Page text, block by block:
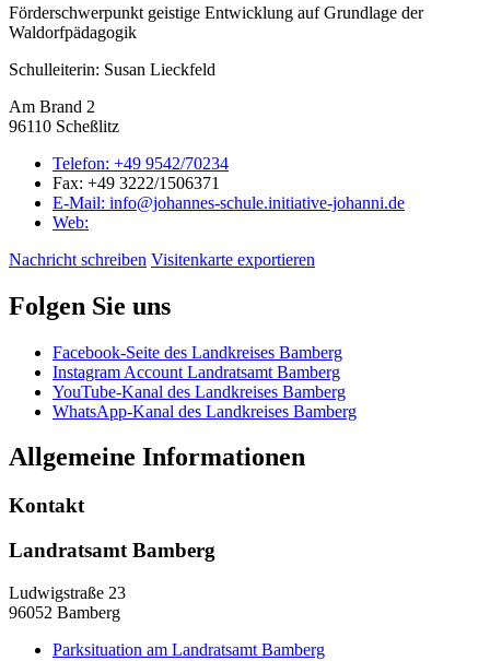
Förderschwerpunkt geistige Entwicklung auf Grundlage der
Waldorfpädagogik
Schulleiterin: Susan Lieckfeld
Am Brand 2
96110 Scheßlitz
Telefon: +49 9542/70234
Fax: +49 3222/1506371
E-Mail: info@johannes-schule.initiative-johanni.de
Web:
Nachricht schreiben Visitenkarte exportieren
Folgen Sie uns
Facebook-Seite des Landkreises Bamberg
Instagram Account Landratsamt Bamberg
YouTube-Kanal des Landkreises Bamberg
WhatsApp-Kanal des Landkreises Bamberg
Allgemeine Informationen
Kontakt
Landratsamt Bamberg
Ludwigstraße 23
96052 Bamberg
Parksituation am Landratsamt Bamberg